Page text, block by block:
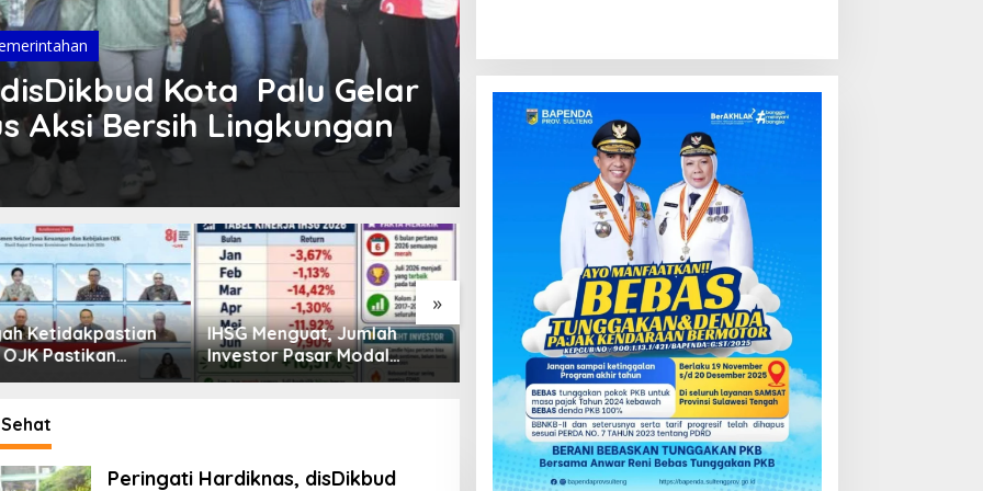
Kota Palu Gelar
Aksi Bersih Lingkungan
»
Jumlah
Pasar Modal
Pembiayaan Tumbuh
Positif, Ini Kondisi Terkini
Sektor PVML hingga Juni
Kondisi Perkembangan
Sektor Asuransi,
Penjaminan dan Dana
Pensiun Juni 2026
Kredit Perbankan Tumbuh
12,67 Persen, Kualitas Aset
dan Ketahanan Modal
Tetap Kokoh Juni 2026
Peringati Hardiknas, disDikbud